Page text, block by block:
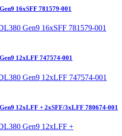
16xSFF 781579-001
12xLFF 747574-001
12xLFF + 2xSFF/3xLFF 780674-001